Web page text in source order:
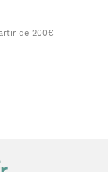
de 200€